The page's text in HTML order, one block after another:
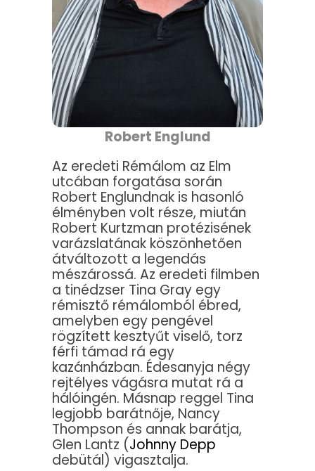
Robert Englund
Az eredeti Rémálom az Elm
utcában forgatása során
Robert Englundnak is hasonló
élményben volt része, miután
Robert Kurtzman protézisének
varázslatának köszönhetően
átváltozott a legendás
mészárossá. Az eredeti filmben
a tinédzser Tina Gray egy
rémisztő rémálomból ébred,
amelyben egy pengével
rögzített kesztyűt viselő, torz
férfi támad rá egy
kazánházban. Édesanyja négy
rejtélyes vágásra mutat rá a
hálóingén. Másnap reggel Tina
legjobb barátnője, Nancy
Thompson és annak barátja,
Glen Lantz (Johnny Depp
debütál) vigasztalja.